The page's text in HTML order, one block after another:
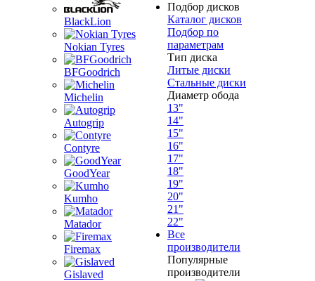
BlackLion
Nokian Tyres
BFGoodrich
Michelin
Autogrip
Contyre
GoodYear
Kumho
Matador
Firemax
Gislaved
Подбор дисков
Каталог дисков
Подбор по
параметрам
Тип диска
Литые диски
Стальные диски
Диаметр обода
13"
14"
15"
16"
17"
18"
19"
20"
21"
22"
Все
производители
Популярные
производители